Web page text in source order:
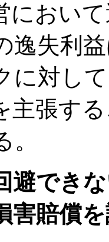
におい
逸失利
に対し
主張す
避でき
害賠償